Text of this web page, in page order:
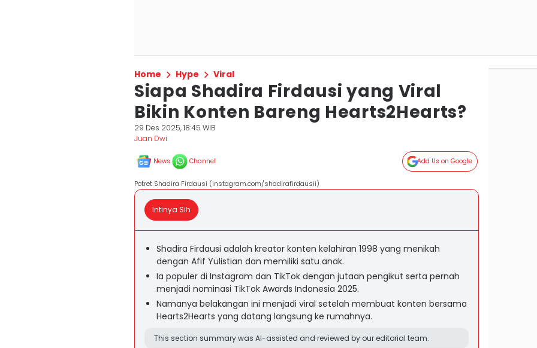
Home Hype Viral
Siapa Shadira Firdausi yang Viral
Bikin Konten Bareng Hearts2Hearts?
29 Des 2025, 18:45 WIB
Juan Dwi
News Channel Add Us on Google
Potret Shadira Firdausi (instagram.com/shadirafirdausii)
Intinya Sih
Shadira Firdausi adalah kreator konten kelahiran 1998 yang menikah
dengan Afif Yulistian dan memiliki satu anak.
Ia populer di Instagram dan TikTok dengan jutaan pengikut serta pernah
menjadi nominasi TikTok Awards Indonesia 2025.
Namanya belakangan ini menjadi viral setelah membuat konten bersama
Hearts2Hearts yang datang langsung ke rumahnya.
This section summary was AI-assisted and reviewed by our editorial team.